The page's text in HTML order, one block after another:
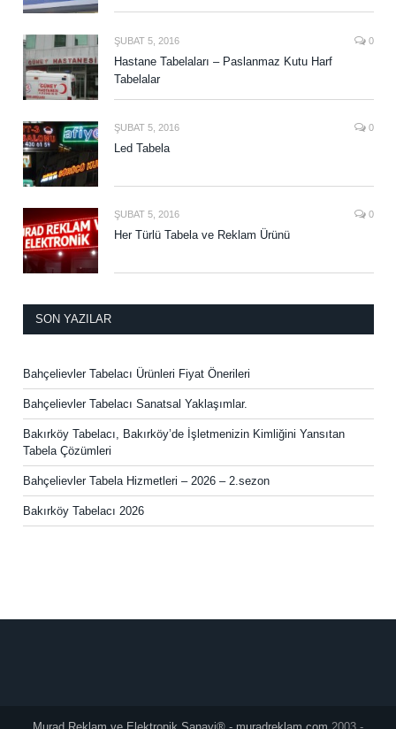
ŞUBAT 5, 2016 0
Hastane Tabelaları – Paslanmaz Kutu Harf
Tabelalar
ŞUBAT 5, 2016 0
Led Tabela
ŞUBAT 5, 2016 0
Her Türlü Tabela ve Reklam Ürünü
SON YAZILAR
Bahçelievler Tabelacı Ürünleri Fiyat Önerileri
Bahçelievler Tabelacı Sanatsal Yaklaşımlar.
Bakırköy Tabelacı, Bakırköy’de İşletmenizin Kimliğini Yansıtan
Tabela Çözümleri
Bahçelievler Tabela Hizmetleri – 2026 – 2.sezon
Bakırköy Tabelacı 2026